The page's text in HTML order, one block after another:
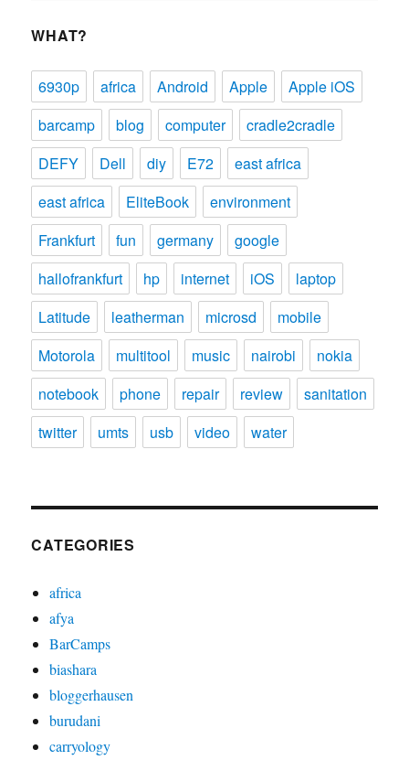
WHAT?
6930p africa Android Apple
Apple iOS
barcamp
blog computer
cradle2cradle
DEFY
Dell diy E72
east africa
east africa
EliteBook
environment
Frankfurt
fun germany
google
hallofrankfurt
hp internet iOS
laptop
Latitude
leatherman microsd
mobile
Motorola
multitool music nairobi
nokia
notebook
phone repair review
sanitation
twitter
umts usb video water
CATEGORIES
africa
afya
BarCamps
biashara
bloggerhausen
burudani
carryology